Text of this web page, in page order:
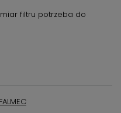
filtru potrzeba do
FALMEC